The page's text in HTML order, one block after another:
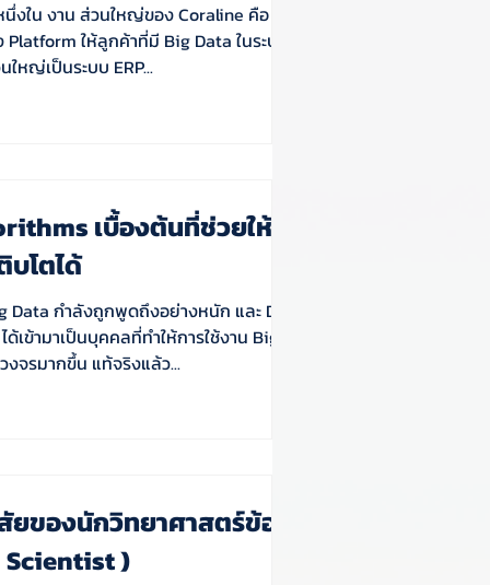
งใน งาน ส่วนใหญ่ของ Coraline คือ การ
Platform ให้ลูกค้าที่มี Big Data ในระบบอยู่
ใหญ่เป็นระบบ ERP...
เบื้องต้นที่ช่วยให้
บโตได้
Data กำลังถูกพูดถึงอย่างหนัก และ Data
เข้ามาเป็นบุคคลที่ทำให้การใช้งาน Big
งจรมากขึ้น แท้จริงแล้ว...
ยของนักวิทยาศาสตร์ข้อมูล
Scientist )